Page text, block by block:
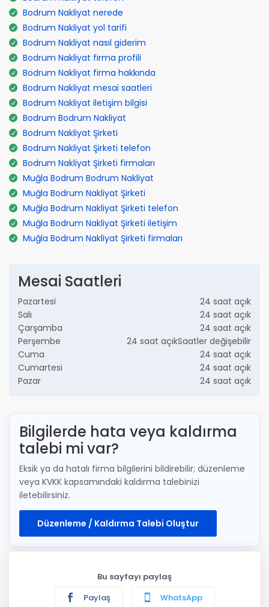
Bodrum Nakliyat nerede
Bodrum Nakliyat yol tarifi
Bodrum Nakliyat nasıl giderim
Bodrum Nakliyat firma profili
Bodrum Nakliyat firma hakkında
Bodrum Nakliyat mesai saatleri
Bodrum Nakliyat iletişim bilgisi
Bodrum Bodrum Nakliyat
Bodrum Nakliyat Şirketi
Bodrum Nakliyat Şirketi telefon
Bodrum Nakliyat Şirketi firmaları
Muğla Bodrum Bodrum Nakliyat
Muğla Bodrum Nakliyat Şirketi
Muğla Bodrum Nakliyat Şirketi telefon
Muğla Bodrum Nakliyat Şirketi iletişim
Muğla Bodrum Nakliyat Şirketi firmaları
Mesai Saatleri
Pazartesi
24 saat açık
Salı
24 saat açık
Çarşamba
24 saat açık
Perşembe
24 saat açıkSaatler değişebilir
Cuma
24 saat açık
Cumartesi
24 saat açık
Pazar
24 saat açık
Bilgilerde hata veya kaldırma
talebi mi var?
Eksik ya da hatalı firma bilgilerini bildirebilir; düzenleme
veya KVKK kapsamındaki kaldırma talebinizi
iletebilirsiniz.
Düzenleme / Kaldırma Talebi Oluştur
Bu sayfayı paylaş
Paylaş
WhatsApp